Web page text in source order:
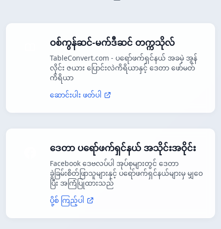
ဝစ်ကွန်ဆင်-မက်ဒီဆင် တက္ကသိုလ်
TableConvert.com - ပရော်ဖက်ရှင်နယ် အခမဲ့ အွန်
လိုင်း ဇယား ပြောင်းလဲကိရိယာနှင့် ဒေတာ ဖော်မတ်
ကိရိယာ
ဆောင်းပါး ဖတ်ပါ
ဒေတာ ပရော်ဖက်ရှင်နယ် အသိုင်းအဝိုင်း
Facebook ဒေဗလပ်ပါ အုပ်စုများတွင် ဒေတာ
ခွဲခြမ်းစိတ်ဖြာသူများနှင့် ပရော်ဖက်ရှင်နယ်များမှ မျှဝေ
ပြီး အကြံပြုထားသည်
ပို့စ် ကြည့်ပါ